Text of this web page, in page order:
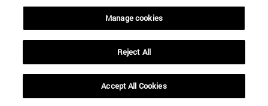
Manage cookies
Reject All
Accept All Cookies